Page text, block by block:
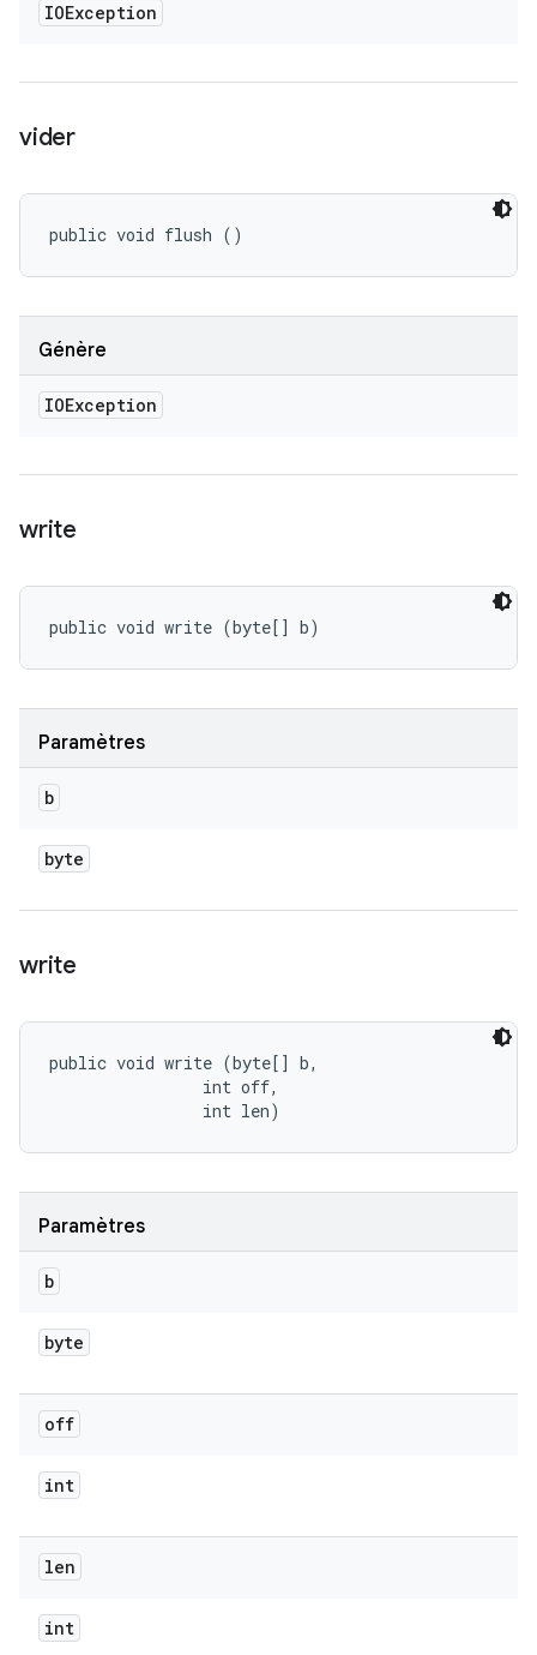
IOException
vider
public void flush ()
Génère
IOException
write
public void write (byte[] b)
Paramètres
b
byte
write
public void write (byte[] b,
                int off,
                int len)
Paramètres
b
byte
off
int
len
int